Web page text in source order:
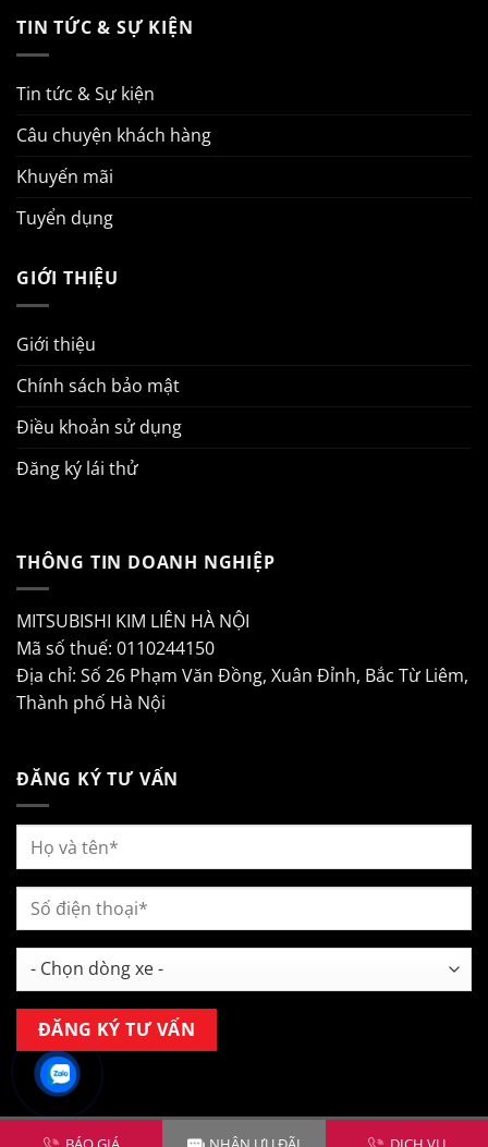
TIN TỨC & SỰ KIỆN
Tin tức & Sự kiện
Câu chuyện khách hàng
Khuyến mãi
Tuyển dụng
GIỚI THIỆU
Giới thiệu
Chính sách bảo mật
Điều khoản sử dụng
Đăng ký lái thử
THÔNG TIN DOANH NGHIỆP
MITSUBISHI KIM LIÊN HÀ NỘI
Mã số thuế: 0110244150
Địa chỉ: Số 26 Phạm Văn Đồng, Xuân Đỉnh, Bắc Từ Liêm,
Thành phố Hà Nội
ĐĂNG KÝ TƯ VẤN
Copyright 2026 © Mitsubishi Kim Liên Hà Nội